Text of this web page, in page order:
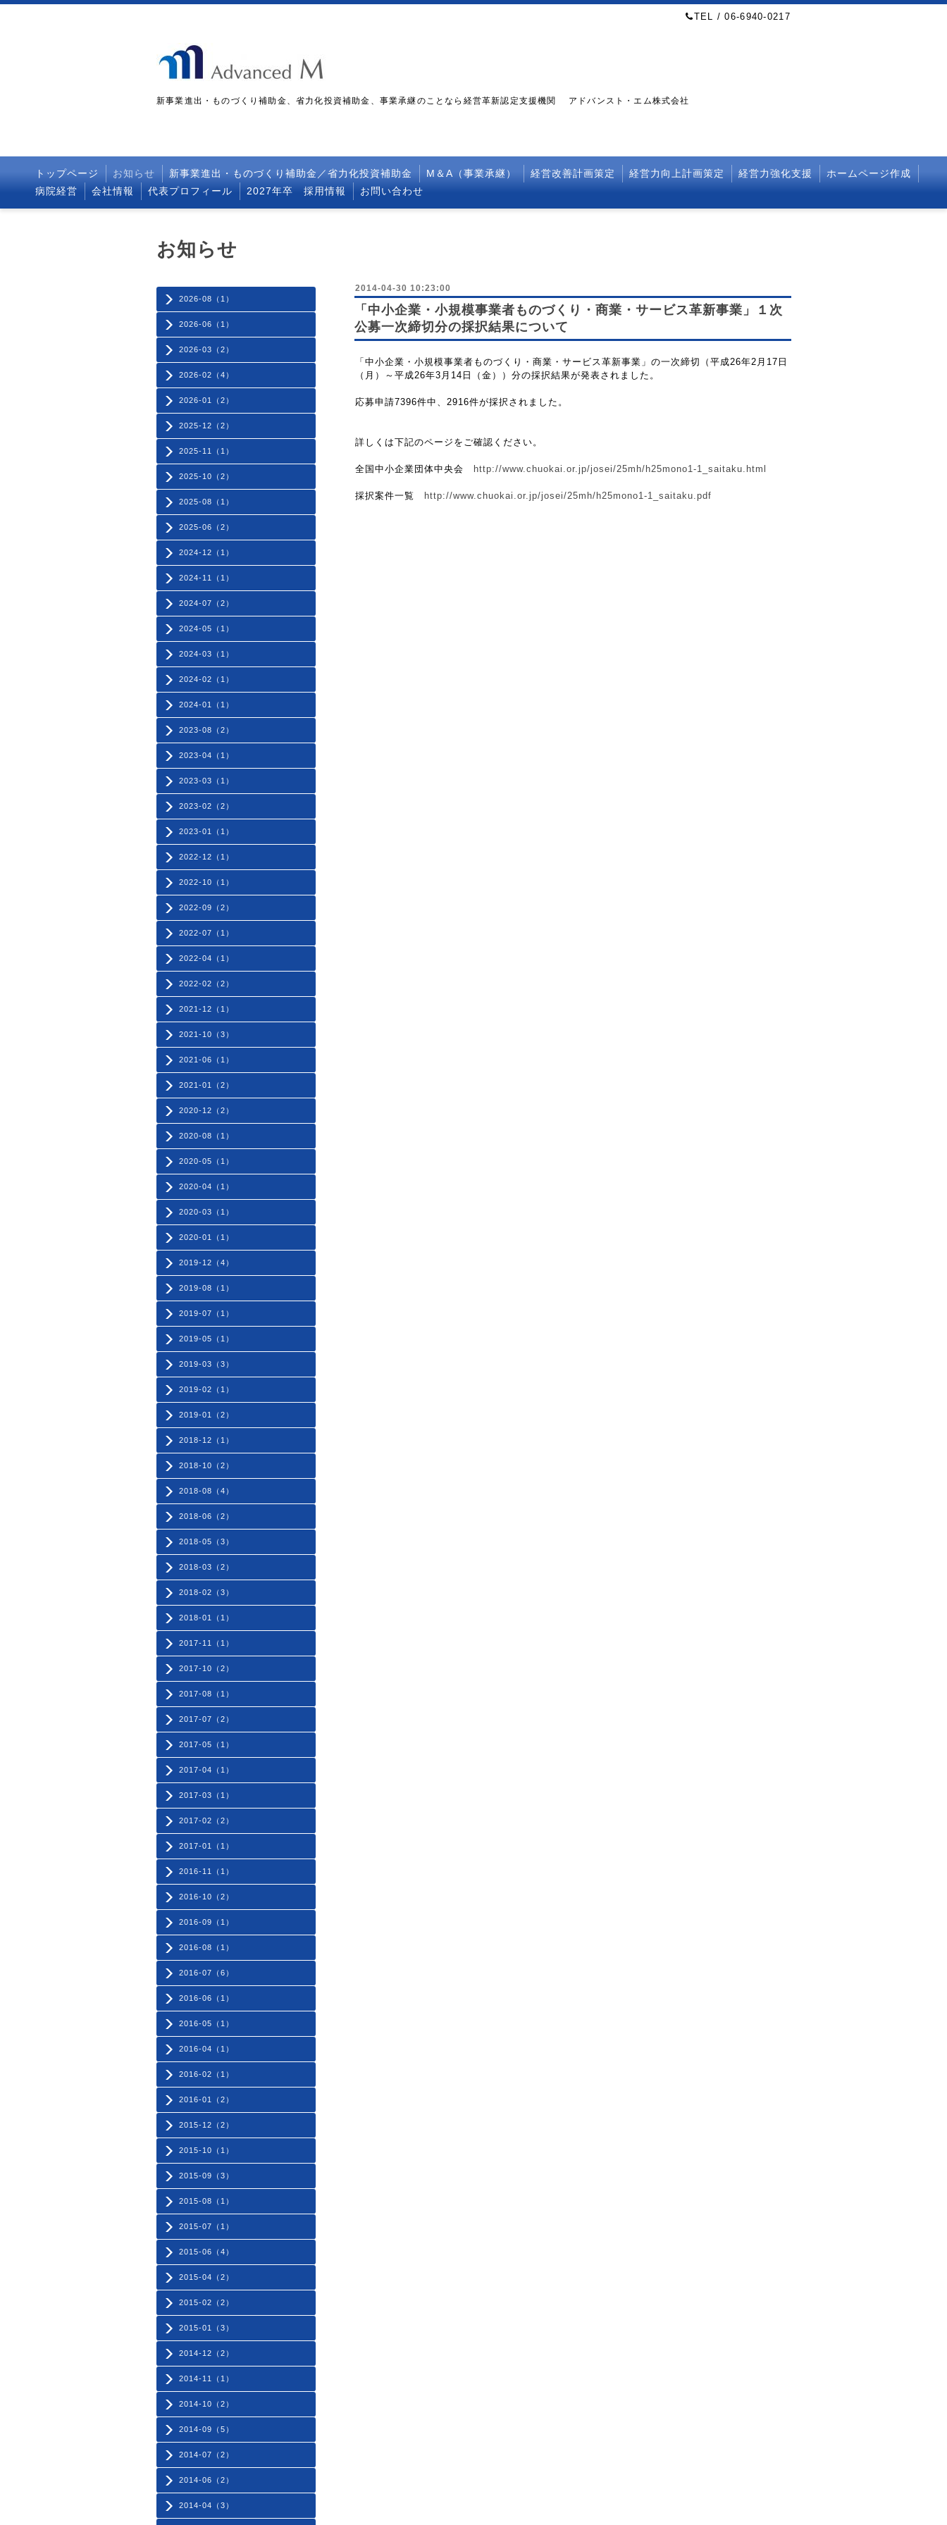
TEL / 06-6940-0217
新事業進出・ものづくり補助金、省力化投資補助金、事業承継のことなら経営革新認定支援機関 アドバンスト・エム株式会社
トップページ お知らせ 新事業進出・ものづくり補助金／省力化投資補助金 M＆A（事業承継） 経営改善計画策定 経営力向上計画策定 経営力強化支援
ホームページ作成
病院経営
会社情報 代表プロフィール 2027年卒 採用情報 お問い合わせ
2026-08（1）
2026-06（1）
2026-03（2）
2026-02（4）
2026-01（2）
2025-12（2）
2025-11（1）
2025-10（2）
2025-08（1）
2025-06（2）
2024-12（1）
2024-11（1）
2024-07（2）
2024-05（1）
2024-03（1）
2024-02（1）
2024-01（1）
2023-08（2）
2023-04（1）
2023-03（1）
2023-02（2）
2023-01（1）
2022-12（1）
2022-10（1）
2022-09（2）
2022-07（1）
2022-04（1）
2022-02（2）
2021-12（1）
2021-10（3）
2021-06（1）
2021-01（2）
2020-12（2）
2020-08（1）
2020-05（1）
2020-04（1）
2020-03（1）
2020-01（1）
2019-12（4）
2019-08（1）
2019-07（1）
2019-05（1）
2019-03（3）
2019-02（1）
2019-01（2）
2018-12（1）
2018-10（2）
2018-08（4）
2018-06（2）
2018-05（3）
2018-03（2）
2018-02（3）
2018-01（1）
2017-11（1）
2017-10（2）
2017-08（1）
2017-07（2）
2017-05（1）
2017-04（1）
2017-03（1）
2017-02（2）
2017-01（1）
2016-11（1）
2016-10（2）
2016-09（1）
2016-08（1）
2016-07（6）
2016-06（1）
2016-05（1）
2016-04（1）
2016-02（1）
2016-01（2）
2015-12（2）
2015-10（1）
2015-09（3）
2015-08（1）
2015-07（1）
2015-06（4）
2015-04（2）
2015-02（2）
2015-01（3）
2014-12（2）
2014-11（1）
2014-10（2）
2014-09（5）
2014-07（2）
2014-06（2）
2014-04（3）
お知らせ
2014-04-30 10:23:00
「中小企業・小規模事業者ものづくり・商業・サービス革新事業」１次
公募一次締切分の採択結果について
「中小企業・小規模事業者ものづくり・商業・サービス革新事業」の一次締切（平成26年2月17日
（月）～平成26年3月14日（金））分の採択結果が発表されました。
応募申請7396件中、2916件が採択されました。
詳しくは下記のページをご確認ください。
全国中小企業団体中央会 http://www.chuokai.or.jp/josei/25mh/h25mono1-1_saitaku.html
採択案件一覧 http://www.chuokai.or.jp/josei/25mh/h25mono1-1_saitaku.pdf